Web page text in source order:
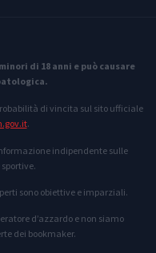
di 18 anni e può causare
di vincita sul sito ufficiale
.
indipendente sulle
sono obiettive e imparziali.
d’azzardo e non siamo
dei bookmaker.